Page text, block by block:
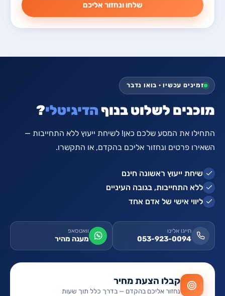
שלחו ונחזור אליכם
זמינים עכשיו · בואו נדבר
מוכנים לשלוט בנוףהדיגיטלי?
התחילו את המסע שלכם כאן! לשיחת ייעוץ ללא התחייבות —
השאירו פרטים ונחזור אליכם בהקדם, או התקשרו.
שיחת ייעוץ ראשונה חינם
ללא התחייבות, בגובה העיניים
ליווי אישי של אדם אחד
חייגו אלינו
053-923-0094
וואטסאפ
מענה מהיר
קבלו הצעת מחיר
נחזור אליכם בהקדם — בדרך כלל תוך שעות